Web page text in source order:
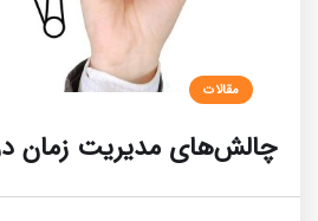
مقالات
چالش‌های مدیریت زمان